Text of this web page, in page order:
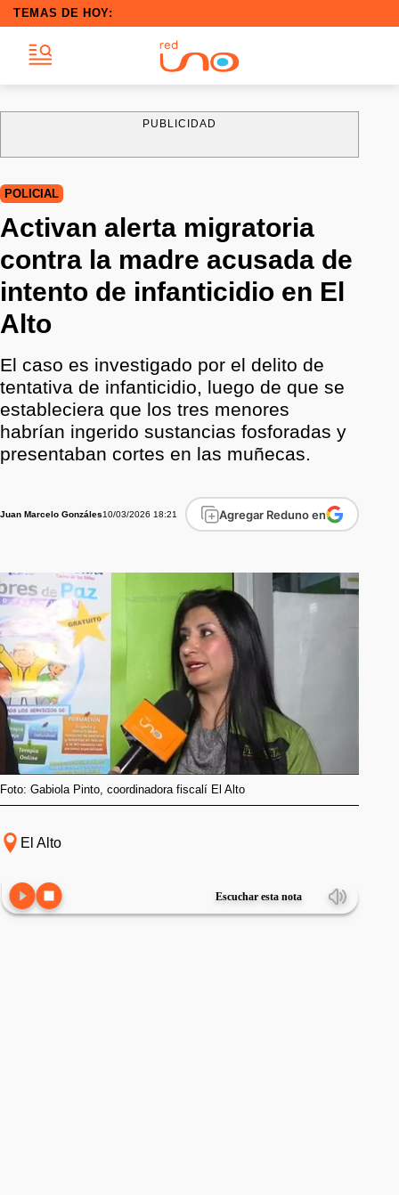
TEMAS DE HOY:
PUBLICIDAD
POLICIAL
Activan alerta migratoria
contra la madre acusada de
intento de infanticidio en El
Alto
El caso es investigado por el delito de
tentativa de infanticidio, luego de que se
estableciera que los tres menores
habrían ingerido sustancias fosforadas y
presentaban cortes en las muñecas.
Juan Marcelo Gonzáles10/03/2026 18:21 Agregar Reduno en
Foto: Gabiola Pinto, coordinadora fiscalí El Alto
El Alto
Escuchar esta nota